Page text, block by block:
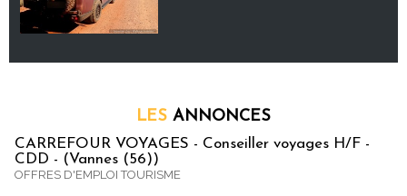
LES ANNONCES
CARREFOUR VOYAGES - Conseiller voyages H/F -
CDD - (Vannes (56))
OFFRES D'EMPLOI TOURISME